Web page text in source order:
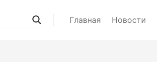
Главная Новости